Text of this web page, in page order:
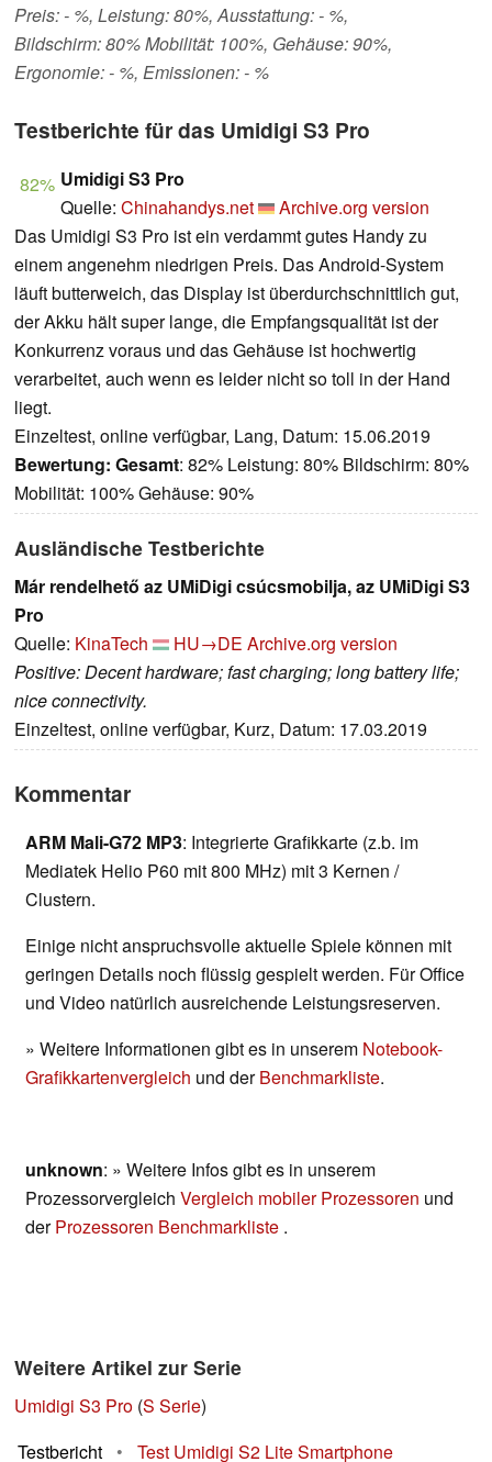
Preis: - %, Leistung: 80%, Ausstattung: - %,
Bildschirm: 80% Mobilität: 100%, Gehäuse: 90%,
Ergonomie: - %, Emissionen: - %
Testberichte für das Umidigi S3 Pro
82% Umidigi S3 Pro
Quelle: Chinahandys.net
Archive.org version
Das Umidigi S3 Pro ist ein verdammt gutes Handy zu
einem angenehm niedrigen Preis. Das Android-System
läuft butterweich, das Display ist überdurchschnittlich gut,
der Akku hält super lange, die Empfangsqualität ist der
Konkurrenz voraus und das Gehäuse ist hochwertig
verarbeitet, auch wenn es leider nicht so toll in der Hand
liegt.
Einzeltest, online verfügbar, Lang, Datum: 15.06.2019
Bewertung: Gesamt: 82% Leistung: 80% Bildschirm: 80%
Mobilität: 100% Gehäuse: 90%
Ausländische Testberichte
Már rendelhető az UMiDigi csúcsmobilja, az UMiDigi S3
Pro
Quelle: KinaTech HU→DE Archive.org version
Positive: Decent hardware; fast charging; long battery life;
nice connectivity.
Einzeltest, online verfügbar, Kurz, Datum: 17.03.2019
Kommentar
ARM Mali-G72 MP3: Integrierte Grafikkarte (z.b. im
Mediatek Helio P60 mit 800 MHz) mit 3 Kernen /
Clustern.
Einige nicht anspruchsvolle aktuelle Spiele können mit
geringen Details noch flüssig gespielt werden. Für Office
und Video natürlich ausreichende Leistungsreserven.
» Weitere Informationen gibt es in unserem Notebook-
Grafikkartenvergleich und derBenchmarkliste.
unknown: » Weitere Infos gibt es in unserem
Prozessorvergleich Vergleich mobiler Prozessoren und
derProzessoren Benchmarkliste .
Weitere Artikel zur Serie
Umidigi S3 Pro (S Serie)
Testbericht
• Test Umidigi S2 Lite Smartphone